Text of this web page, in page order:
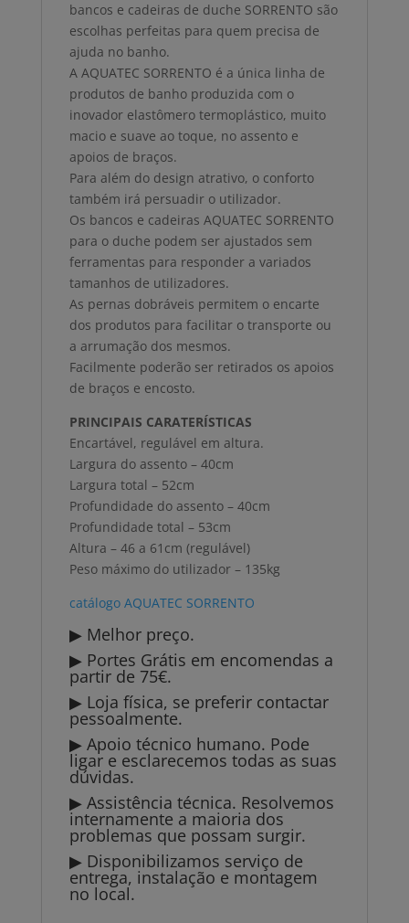
bancos e cadeiras de duche SORRENTO são
escolhas perfeitas para quem precisa de
ajuda no banho.
A AQUATEC SORRENTO é a única linha de
produtos de banho produzida com o
inovador elastômero termoplástico, muito
macio e suave ao toque, no assento e
apoios de braços.
Para além do design atrativo, o conforto
também irá persuadir o utilizador.
Os bancos e cadeiras AQUATEC SORRENTO
para o duche podem ser ajustados sem
ferramentas para responder a variados
tamanhos de utilizadores.
As pernas dobráveis permitem o encarte
dos produtos para facilitar o transporte ou
a arrumação dos mesmos.
Facilmente poderão ser retirados os apoios
de braços e encosto.
PRINCIPAIS CARATERÍSTICAS
Encartável, regulável em altura.
Largura do assento – 40cm
Largura total – 52cm
Profundidade do assento – 40cm
Profundidade total – 53cm
Altura – 46 a 61cm (regulável)
Peso máximo do utilizador – 135kg
catálogo AQUATEC SORRENTO
▶ Melhor preço.
▶ Portes Grátis em encomendas a
partir de 75€.
▶ Loja física, se preferir contactar
pessoalmente.
▶ Apoio técnico humano. Pode
ligar e esclarecemos todas as suas
dúvidas.
▶ Assistência técnica. Resolvemos
internamente a maioria dos
problemas que possam surgir.
▶ Disponibilizamos serviço de
entrega, instalação e montagem
no local.